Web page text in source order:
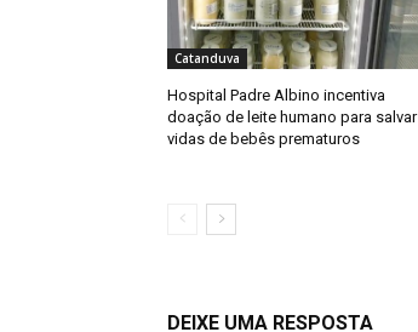
Catanduva
Hospital Padre Albino incentiva
doação de leite humano para salvar
vidas de bebês prematuros
DEIXE UMA RESPOSTA